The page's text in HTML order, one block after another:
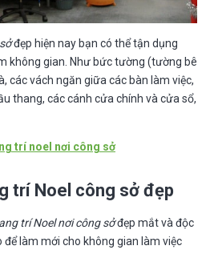
đẹp hiện nay bạn có thể tận dụng
không gian. Như bức tường (tường bê
các vách ngăn giữa các bàn làm việc,
thang, các cánh cửa chính và cửa sổ,
trí noel nơi công sở
trí Noel công sở đẹp
trí Noel nơi công sởđẹp mắt và độc
làm mới cho không gian làm việc